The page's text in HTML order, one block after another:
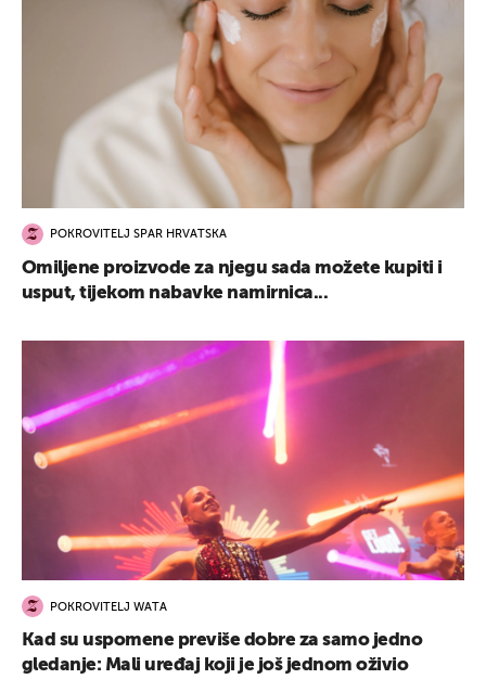
POKROVITELJ SPAR HRVATSKA
Omiljene proizvode za njegu sada možete kupiti i
usput, tijekom nabavke namirnica...
POKROVITELJ WATA
Kad su uspomene previše dobre za samo jedno
gledanje: Mali uređaj koji je još jednom oživio